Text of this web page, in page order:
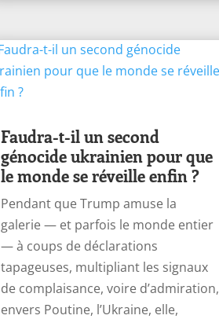
Faudra-t-il un second
génocide ukrainien pour que
le monde se réveille enfin ?
Pendant que Trump amuse la
galerie — et parfois le monde entier
— à coups de déclarations
tapageuses, multipliant les signaux
de complaisance, voire d’admiration,
envers Poutine, l’Ukraine, elle,